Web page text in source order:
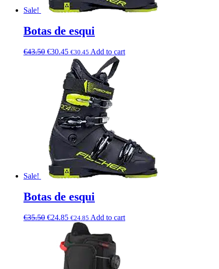
Sale!
Botas de esqui
€43.50 €30.45 €30.45 Add to cart
Sale!
Botas de esqui
€35.50 €24.85 €24.85 Add to cart